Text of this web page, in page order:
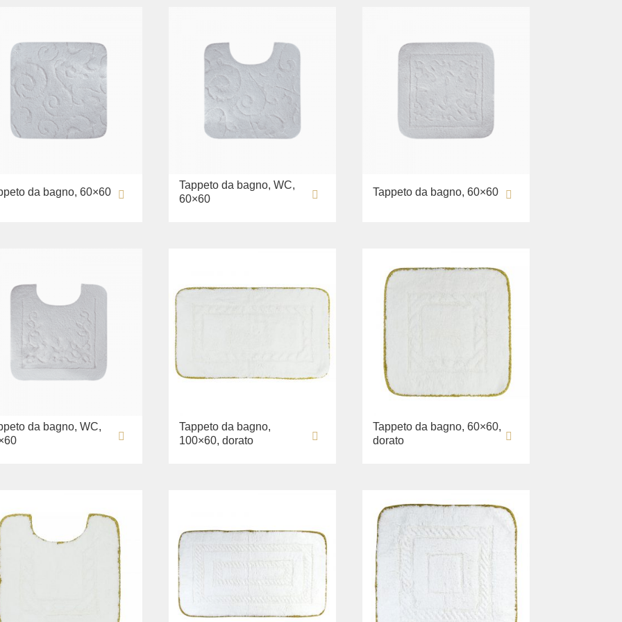
da bagno, 60×60
Tappeto da bagno, WC,
60×60
Tappeto da bagno, 60×60
da bagno, WC,
Tappeto da bagno,
100×60, dorato
Tappeto da bagno, 60×60,
dorato